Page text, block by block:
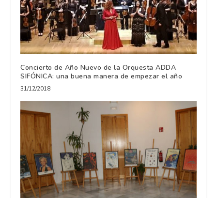
Concierto de Año Nuevo de la Orquesta ADDA
SIFÓNICA: una buena manera de empezar el año
31/12/2018